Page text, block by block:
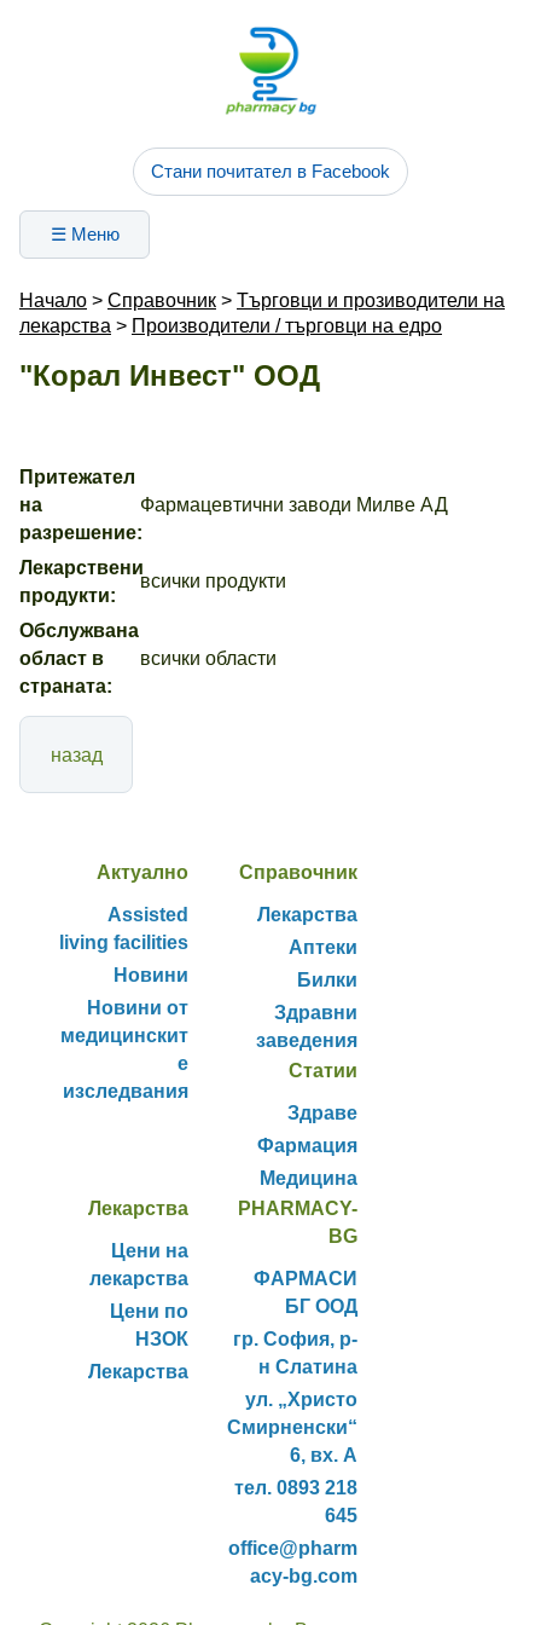
Стани почитател в Facebook
☰ Меню
Начало > Справочник > Търговци и прозиводители на
лекарства > Производители / търговци на едро
"Корал Инвест" ООД
Притежател
на
разрешение:
Фармацевтични заводи Милве АД
Лекарствени
продукти:
всички продукти
Обслужвана
област в
страната:
всички области
назад
Актуално
Assisted
living facilities
Новини
Новини от
медицинскит
е
изследвания
Справочник
Лекарства
Аптеки
Билки
Здравни
заведения
Статии
Здраве
Фармация
Медицина
Лекарства
Цени на
лекарства
Цени по
НЗОК
Лекарства
PHARMACY-
BG
ФАРМАСИ
БГ ООД
гр. София, р-
н Слатина
ул. „Христо
Смирненски“
6, вх. А
тел. 0893 218
645
office@pharm
acy-bg.com